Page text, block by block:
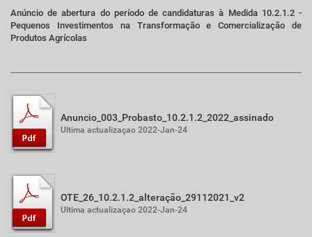
Anúncio de abertura do período de candidaturas à Medida 10.2.1.2 -
Pequenos Investimentos na Transformação e Comercialização de
Produtos Agrícolas
Anuncio_003_Probasto_10.2.1.2_2022_assinado
Ultima actualizaçao 2022-Jan-24
OTE_26_10.2.1.2_alteração_29112021_v2
Ultima actualizaçao 2022-Jan-24